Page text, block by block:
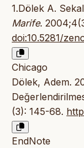
1.Dölek A.
Marife.
doi:10.5281/
Chicago
Dölek, Adem.
(3): 145-68.
EndNote